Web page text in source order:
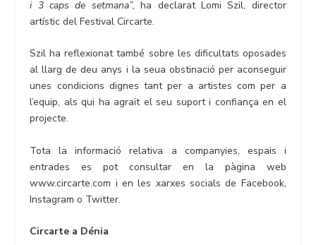
i 3 caps de setmana”, ha declarat Lomi Szil, director
artístic del Festival Circarte.
Szil ha reflexionat també sobre les dificultats oposades
al llarg de deu anys i la seua obstinació per aconseguir
unes condicions dignes tant per a artistes com per a
l’equip, als qui ha agraït el seu suport i confiança en el
projecte.
Tota la informació relativa a companyies, espais i
entrades es pot consultar en la pàgina web
www.circarte.com i en les xarxes socials de Facebook,
Instagram o Twitter.
Circarte a Dénia